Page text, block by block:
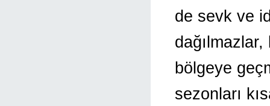
de sevk ve
bölgeye
sezonları